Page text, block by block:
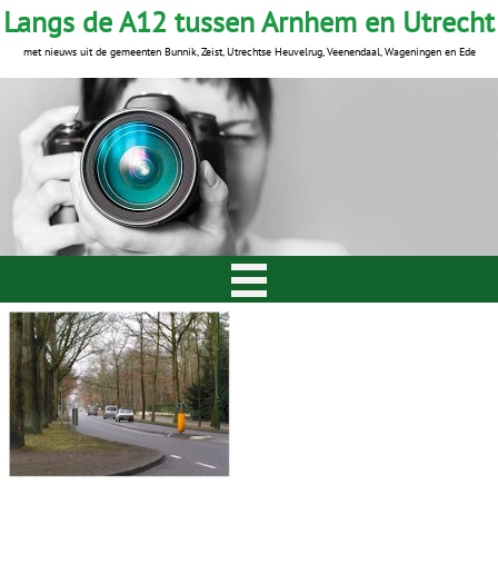
Langs de A12 tussen Arnhem en Utrecht
met nieuws uit de gemeenten Bunnik, Zeist, Utrechtse Heuvelrug, Veenendaal, Wageningen en Ede